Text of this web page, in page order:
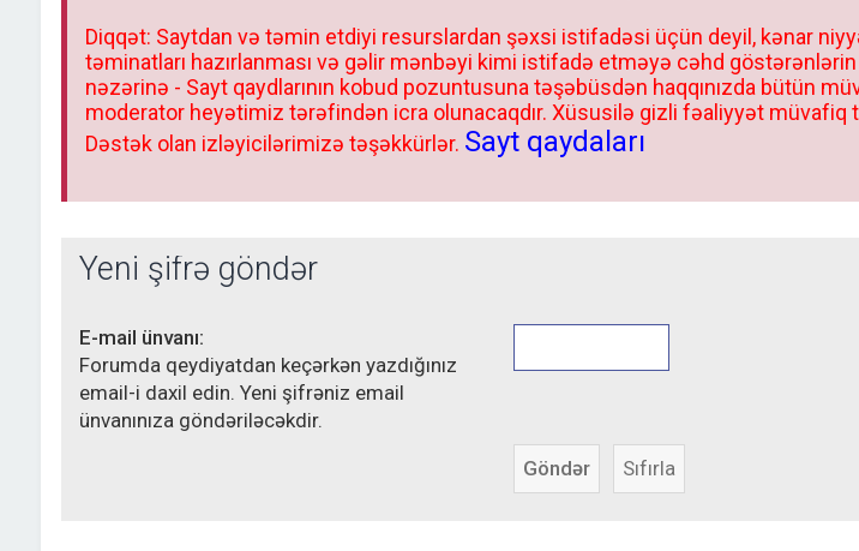
Diqqət: Saytdan və təmin etdiyi resurslardan şəxsi istifadəsi üçün deyil, kənar
təminatları hazırlanması və gəlir mənbəyi kimi istifadə etməyə cəhd
nəzərinə - Sayt qaydlarının kobud pozuntusuna təşəbüsdən haqqınızda bütün
moderator heyətimiz tərəfindən icra olunacaqdır. Xüsusilə gizli fəaliyyət müvafiq
Dəstək olan izləyicilərimizə təşəkkürlər. Sayt qaydaları
Yeni şifrə göndər
E-mail ünvanı:
Forumda qeydiyatdan keçərkən yazdığınız
email-i daxil edin. Yeni şifrəniz email
ünvanınıza göndəriləcəkdir.